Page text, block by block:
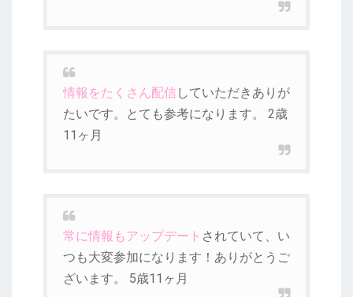
情報をたくさん配信していただきありが
たいです。とても参考になります。 2歳
11ヶ月
常に情報もアップデート されていて、い
つも大変参加になります！ありがとうご
ざいます。 5歳11ヶ月